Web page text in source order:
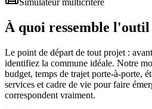
À quoi ressemble l'outil
Le point de départ de tout projet :
identifiez la commune idéale. Notre
budget, temps de trajet porte-à-porte,
services et cadre de vie pour faire
correspondent vraiment.